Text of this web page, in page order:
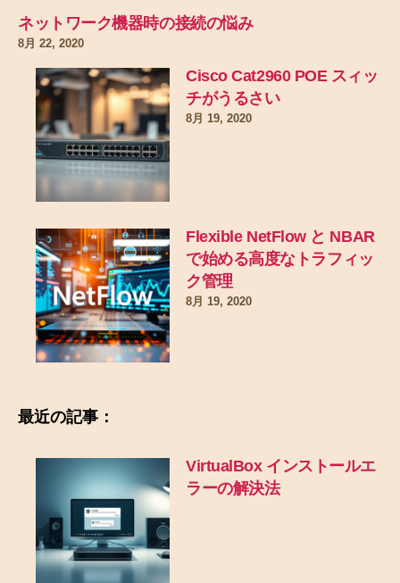
ネットワーク機器時の接続の悩み
8月 22, 2020
Cisco Cat2960 POE スィッ
チがうるさい
8月 19, 2020
Flexible NetFlow と NBAR
で始める高度なトラフィッ
ク管理
8月 19, 2020
最近の記事：
VirtualBox インストールエ
ラーの解決法